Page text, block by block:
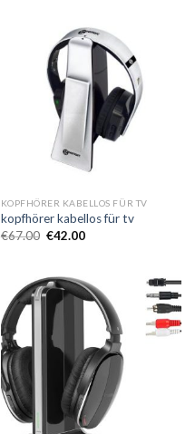
KOPFHÖRER KABELLOS FÜR TV
kopfhörer kabellos für tv
€67.00 €42.00